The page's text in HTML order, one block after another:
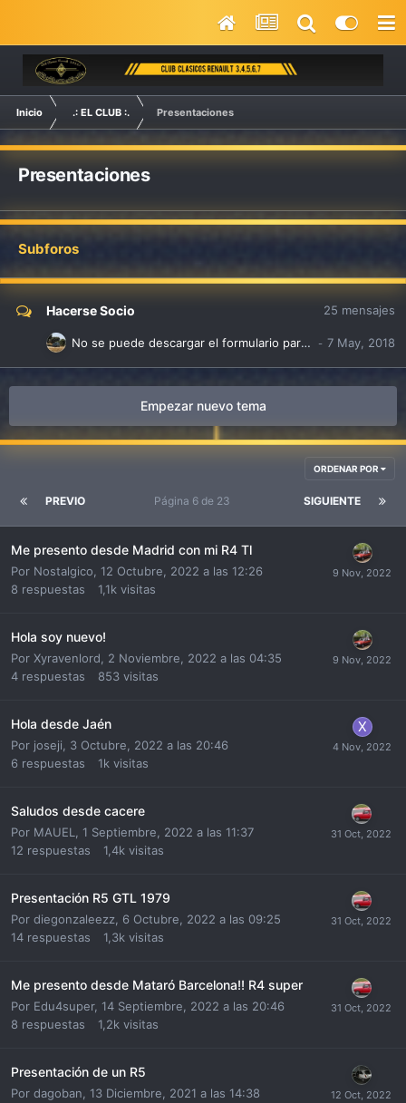
Inicio .: EL CLUB :. Presentaciones
Presentaciones
Subforos
Hacerse Socio 25 mensajes
No se puede descargar el formulario para hacerse socio
Empezar nuevo tema
ORDENAR POR
PREVIO SIGUIENTE
Página 6 de 23
Me presento desde Madrid con mi R4 Tl
Por Nostalgico, 12 Octubre, 2022 a las 12:26
8 respuestas 1,1k visitas
Hola soy nuevo!
Por Xyravenlord, 2 Noviembre, 2022 a las 04:35
4 respuestas 853 visitas
Hola desde Jaén
Por joseji, 3 Octubre, 2022 a las 20:46
6 respuestas 1k visitas
Saludos desde cacere
Por MAUEL, 1 Septiembre, 2022 a las 11:37
12 respuestas 1,4k visitas
Presentación R5 GTL 1979
Por diegonzaleezz, 6 Octubre, 2022 a las 09:25
14 respuestas 1,3k visitas
Me presento desde Mataró Barcelona!! R4 super
Por Edu4super, 14 Septiembre, 2022 a las 20:46
8 respuestas 1,2k visitas
Presentación de un R5
Por dagoban, 13 Diciembre, 2021 a las 14:38